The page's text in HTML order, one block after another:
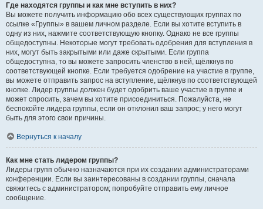
Где находятся группы и как мне вступить в них?
Вы можете получить информацию обо всех существующих группах по
ссылке «Группы» в вашем личном разделе. Если вы хотите вступить в
одну из них, нажмите соответствующую кнопку. Однако не все группы
общедоступны. Некоторые могут требовать одобрения для вступления в
них, могут быть закрытыми или даже скрытыми. Если группа
общедоступна, то вы можете запросить членство в ней, щёлкнув по
соответствующей кнопке. Если требуется одобрение на участие в группе,
вы можете отправить запрос на вступление, щёлкнув по соответствующей
кнопке. Лидер группы должен будет одобрить ваше участие в группе и
может спросить, зачем вы хотите присоединиться. Пожалуйста, не
беспокойте лидера группы, если он отклонил ваш запрос; у него могут
быть для этого свои причины.
Вернуться к началу
Как мне стать лидером группы?
Лидеры групп обычно назначаются при их создании администраторами
конференции. Если вы заинтересованы в создании группы, сначала
свяжитесь с администратором; попробуйте отправить ему личное
сообщение.